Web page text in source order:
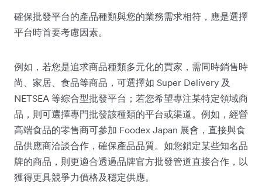
確保批發平台的產品種類與您的業務需求相符，應是選擇
平台時首要考慮因素。
例如，若您是追求商品種類多元化的買家，需同時銷售時
尚、家居、食品等商品，可選擇如 Super Delivery 及
NETSEA 等綜合型批發平台；若您希望專注某特定領域商
品，則可選擇專門批發該種類的平台或渠道。例如，經營
高端食品的零售商可參加 Foodex Japan 展會，直接與食
品供應商洽談合作，確保產品品質。如您鎖定某些知名品
牌的商品，則更適合透過品牌官方批發管道直接合作，以
獲得更具競爭力價格及穩定供應。